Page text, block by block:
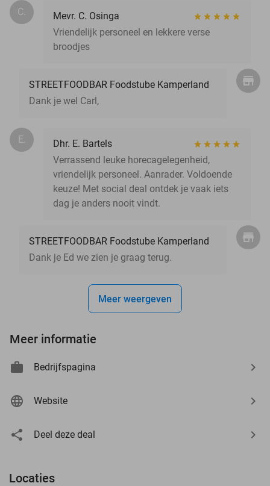
C.
Mevr. C. Osinga
Vriendelijk personeel en lekkere verse
broodjes
STREETFOODBAR Foodstube Kamperland
Dank je wel Carl,
E.
Dhr. E. Bartels
Verrassend leuke horecagelegenheid,
vriendelijk personeel. Aanrader. Voldoende
keuze! Met social deal ontdek je vaak iets
dag je anders nooit vindt.
STREETFOODBAR Foodstube Kamperland
Dank je Ed we zien je graag terug.
Meer weergeven
Meer informatie
Bedrijfspagina
Website
Deel deze deal
Locaties